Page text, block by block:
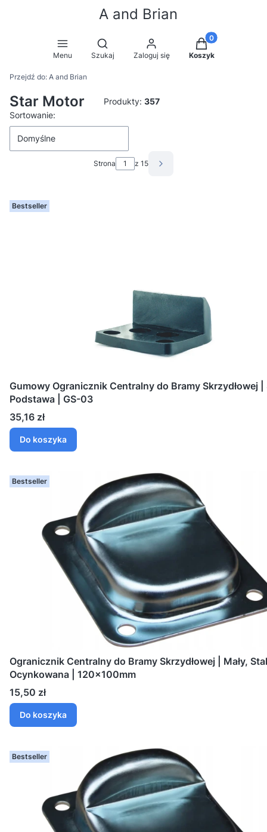
A and Brian
Menu
Otwórz wyszukiwarkę
Szukaj Zaloguj się
Produkty w
Koszyk
Przejdź do: A and Brian
Star Motor Produkty: 357
Lista produktów
Sortowanie:
Domyślne
Strona z 15 Następne produkty
Bestseller
Gumowy Ogranicznik Centralny do Bramy Skrzydłowej |
Podstawa | GS-03
Cena
35,16 zł
Do koszyka
Bestseller
Ogranicznik Centralny do Bramy Skrzydłowej | Mały, Stal
Ocynkowana | 120x100mm
Cena
15,50 zł
Do koszyka
Bestseller